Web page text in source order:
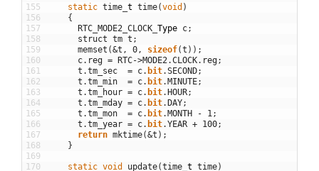
155
156
157
158
159
160
161
162
163
164
165
166
167
168
169
170
static time t time(void )
{
RTC_MODE2_CLOCK Type c;
struct tm t ;
memset (&t , 0 , sizeof(t ) ) ;
c. reg = RTC->MODE2 .CLOCK. reg;
t .tm_sec = c. bit.SECOND;
t .tm_min = c. bit.MINUTE;
t .tm_hour = c. bit.HOUR;
t .tm_mday = c. bit.DAY;
t .tm_mon = c. bit.MONTH - 1 ;
t .tm_year = c. bit.YEAR + 100;
return mktime(&t ) ;
}
static void update(time t time)